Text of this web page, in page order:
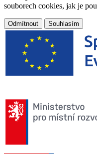
souborech cookies, jak je
Odmítnout Souhlasím